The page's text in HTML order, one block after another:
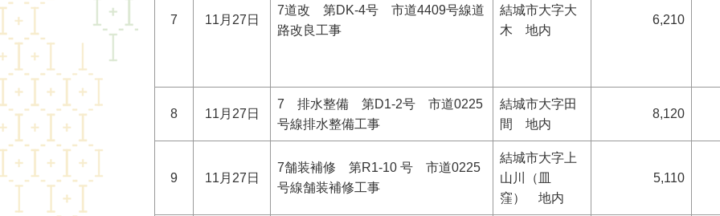
7 11月27日
7道改 第DK-4号 市道4409号線道
路改良工事
結城市大字大
木 地内
6,210
8 11月27日
7 排水整備 第D1-2号 市道0225
号線排水整備工事
結城市大字田
間 地内
8,120
9 11月27日
7舗装補修 第R1-10 号 市道0225
号線舗装補修工事
結城市大字上
山川（皿
窪） 地内
5,110